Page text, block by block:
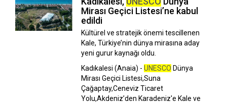
Mirası Geçici Listesi’ne kabul
edildi
Kültürel ve stratejik önemi tescillenen
Kale, Türkiye’nin dünya mirasına aday
yeni gurur kaynağı oldu.
Kadıkalesi (Anaia) - UNESCO Dünya
Mirası Geçici Listesi,Suna
Çağaptay,Ceneviz Ticaret
Yolu,Akdeniz’den Karadeniz'e Kale ve